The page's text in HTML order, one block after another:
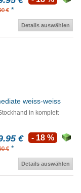
€ *
Details auswählen
weiss-weiss
in komplett
€
€ *
- 18 %
Details auswählen